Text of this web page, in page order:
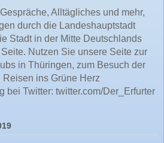
Alltägliches und mehr,
durch die Landeshauptstadt
Stadt in der Mitte Deutschlands
Nutzen Sie unsere Seite zur
in Thüringen, zum Besuch der
Reisen ins Grüne Herz
bei Twitter: twitter.com/Der_Erfurter